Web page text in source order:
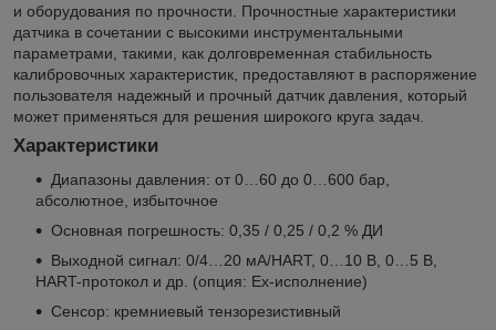
и оборудования по прочности. Прочностные характеристики
датчика в сочетании с высокими инструментальными
параметрами, такими, как долговременная стабильность
калибровочных характеристик, предоставляют в распоряжение
пользователя надежный и прочный датчик давления, который
может применяться для решения широкого круга задач.
Характеристики
Диапазоны давления: от 0…60 до 0…600 бар,
абсолютное, избыточное
Основная погрешность: 0,35 / 0,25 / 0,2 % ДИ
Выходной сигнал: 0/4…20 мA/HART, 0…10 В, 0…5 В,
HART-протокол и др. (опция: Ex-исполнение)
Сенсор: кремниевый тензорезистивный